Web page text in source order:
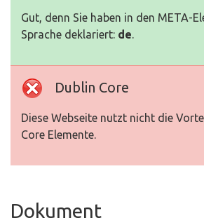
Gut, denn Sie haben in den META-
Sprache deklariert: de.
Dublin Core
Diese Webseite nutzt nicht die
Core Elemente.
Dokument